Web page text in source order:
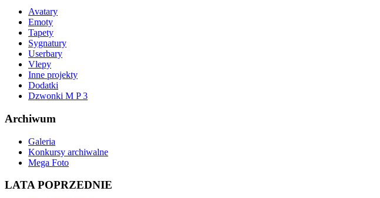
Avatary
Emoty
Tapety
Sygnatury
Userbary
Vlepy
Inne projekty
Dodatki
Dzwonki M P 3
Archiwum
Galeria
Konkursy archiwalne
Mega Foto
LATA POPRZEDNIE